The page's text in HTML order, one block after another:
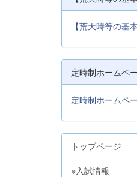
【荒天時等の基
定時制ホームペ
定時制ホームペ
トップページ
※入試情報